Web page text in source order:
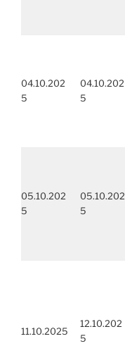
04.10.202
5
04.10.202
5
05.10.202
5
05.10.202
5
11.10.2025
12.10.202
5